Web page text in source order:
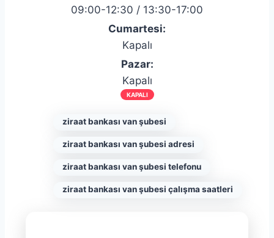
09:00-12:30 / 13:30-17:00
Cumartesi:
Kapalı
Pazar:
Kapalı
KAPALI
ziraat bankası van şubesi
ziraat bankası van şubesi adresi
ziraat bankası van şubesi telefonu
ziraat bankası van şubesi çalışma saatleri